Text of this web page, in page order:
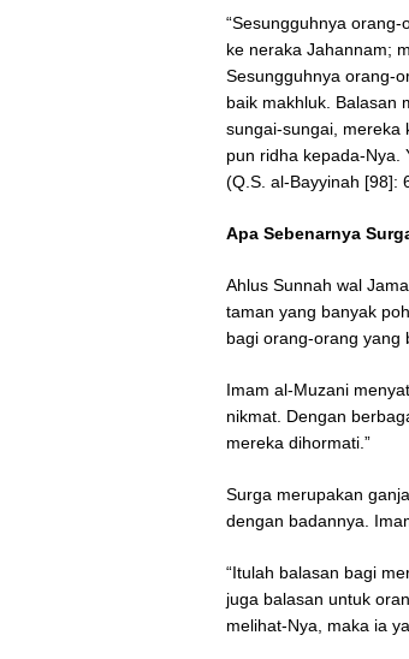
“Sesungguhnya
ke neraka Jahannam;
Sesungguhnya orang-
baik makhluk. Balasan
sungai-sungai, mereka
pun ridha kepada-Nya.
(Q.S. al-Bayyinah [98]:
Apa Sebenarnya
Ahlus Sunnah wal
taman yang banyak
bagi orang-orang yang
Imam al-Muzani
nikmat. Dengan
mereka dihormati.”
Surga merupakan
dengan badannya.
“Itulah balasan bagi
juga balasan untuk
melihat-Nya, maka ia